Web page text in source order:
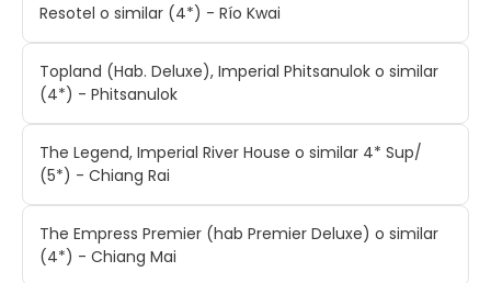
Resotel o similar (4*) - Río Kwai
Topland (Hab. Deluxe), Imperial Phitsanulok o similar
(4*) - Phitsanulok
The Legend, Imperial River House o similar 4* Sup/
(5*) - Chiang Rai
The Empress Premier (hab Premier Deluxe) o similar
(4*) - Chiang Mai